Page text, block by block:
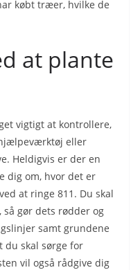
købt træer, hvilke de
at plante
vigtigt at kontrollere,
eller
Heldigvis er der en
dig om, hvor det er
at ringe 811. Du skal
gør dets rødder og
samt grundene
du skal sørge for
vil også rådgive dig